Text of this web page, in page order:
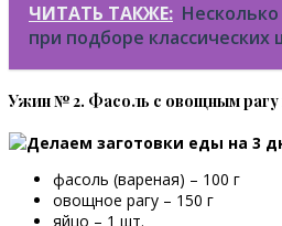
ЧИТАТЬ ТАКЖЕ:
при подборе классических
Ужин № 2. Фасоль с овощным рагу
фасоль (вареная) – 100 г
овощное рагу – 150 г
яйцо – 1 шт.